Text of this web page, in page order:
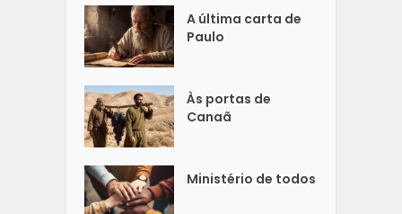
A última carta de
Paulo
Às portas de
Canaã
Ministério de todos